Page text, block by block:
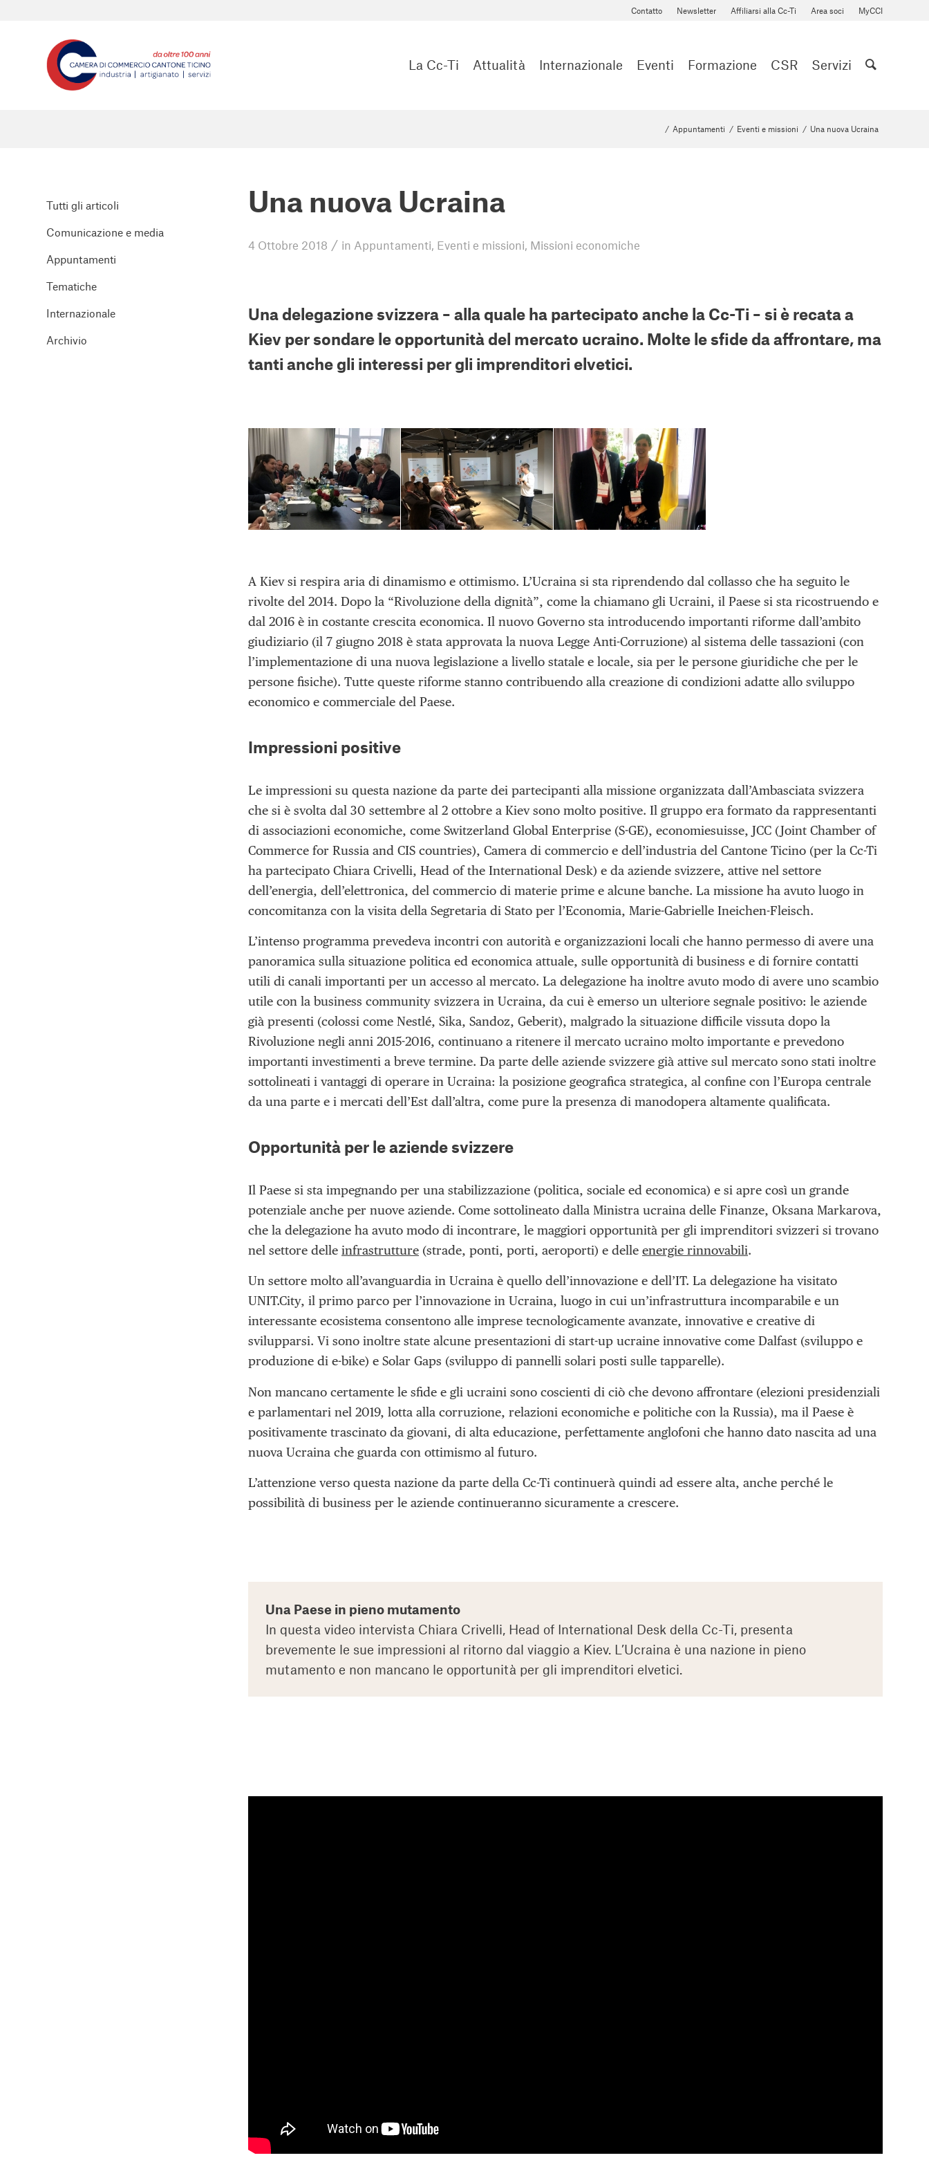
Contatto Newsletter Affiliarsi alla Cc-Ti Area soci MyCCI
La Cc-Ti Attualità Internazionale Eventi Formazione CSR Servizi
/ Appuntamenti / Eventi e missioni / Una nuova Ucraina
Una nuova Ucraina
4 Ottobre 2018 / in Appuntamenti, Eventi e missioni, Missioni economiche
Una delegazione svizzera – alla quale ha partecipato anche la Cc-Ti – si è recata a
Kiev per sondare le opportunità del mercato ucraino. Molte le sfide da affrontare, ma
tanti anche gli interessi per gli imprenditori elvetici.
A Kiev si respira aria di dinamismo e ottimismo. L’Ucraina si sta riprendendo dal collasso che ha seguito le
rivolte del 2014. Dopo la “Rivoluzione della dignità”, come la chiamano gli Ucraini, il Paese si sta ricostruendo e
dal 2016 è in costante crescita economica. Il nuovo Governo sta introducendo importanti riforme dall’ambito
giudiziario (il 7 giugno 2018 è stata approvata la nuova Legge Anti-Corruzione) al sistema delle tassazioni (con
l’implementazione di una nuova legislazione a livello statale e locale, sia per le persone giuridiche che per le
persone fisiche). Tutte queste riforme stanno contribuendo alla creazione di condizioni adatte allo sviluppo
economico e commerciale del Paese.
Impressioni positive
Le impressioni su questa nazione da parte dei partecipanti alla missione organizzata dall’Ambasciata svizzera
che si è svolta dal 30 settembre al 2 ottobre a Kiev sono molto positive. Il gruppo era formato da rappresentanti
di associazioni economiche, come Switzerland Global Enterprise (S-GE), economiesuisse, JCC (Joint Chamber of
Commerce for Russia and CIS countries), Camera di commercio e dell’industria del Cantone Ticino (per la Cc-Ti
ha partecipato Chiara Crivelli, Head of the International Desk) e da aziende svizzere, attive nel settore
dell’energia, dell’elettronica, del commercio di materie prime e alcune banche. La missione ha avuto luogo in
concomitanza con la visita della Segretaria di Stato per l’Economia, Marie-Gabrielle Ineichen-Fleisch.
L’intenso programma prevedeva incontri con autorità e organizzazioni locali che hanno permesso di avere una
panoramica sulla situazione politica ed economica attuale, sulle opportunità di business e di fornire contatti
utili di canali importanti per un accesso al mercato. La delegazione ha inoltre avuto modo di avere uno scambio
utile con la business community svizzera in Ucraina, da cui è emerso un ulteriore segnale positivo: le aziende
già presenti (colossi come Nestlé, Sika, Sandoz, Geberit), malgrado la situazione difficile vissuta dopo la
Rivoluzione negli anni 2015-2016, continuano a ritenere il mercato ucraino molto importante e prevedono
importanti investimenti a breve termine. Da parte delle aziende svizzere già attive sul mercato sono stati inoltre
sottolineati i vantaggi di operare in Ucraina: la posizione geografica strategica, al confine con l’Europa centrale
da una parte e i mercati dell’Est dall’altra, come pure la presenza di manodopera altamente qualificata.
Opportunità per le aziende svizzere
Il Paese si sta impegnando per una stabilizzazione (politica, sociale ed economica) e si apre così un grande
potenziale anche per nuove aziende. Come sottolineato dalla Ministra ucraina delle Finanze, Oksana Markarova,
che la delegazione ha avuto modo di incontrare, le maggiori opportunità per gli imprenditori svizzeri si trovano
nel settore delle infrastrutture (strade, ponti, porti, aeroporti) e delle energie rinnovabili.
Un settore molto all’avanguardia in Ucraina è quello dell’innovazione e dell’IT. La delegazione ha visitato
UNIT.City, il primo parco per l’innovazione in Ucraina, luogo in cui un’infrastruttura incomparabile e un
interessante ecosistema consentono alle imprese tecnologicamente avanzate, innovative e creative di
svilupparsi. Vi sono inoltre state alcune presentazioni di start-up ucraine innovative come Dalfast (sviluppo e
produzione di e-bike) e Solar Gaps (sviluppo di pannelli solari posti sulle tapparelle).
Non mancano certamente le sfide e gli ucraini sono coscienti di ciò che devono affrontare (elezioni presidenziali
e parlamentari nel 2019, lotta alla corruzione, relazioni economiche e politiche con la Russia), ma il Paese è
positivamente trascinato da giovani, di alta educazione, perfettamente anglofoni che hanno dato nascita ad una
nuova Ucraina che guarda con ottimismo al futuro.
L’attenzione verso questa nazione da parte della Cc-Ti continuerà quindi ad essere alta, anche perché le
possibilità di business per le aziende continueranno sicuramente a crescere.
Una Paese in pieno mutamento
In questa video intervista Chiara Crivelli, Head of International Desk della Cc-Ti, presenta
brevemente le sue impressioni al ritorno dal viaggio a Kiev. L’Ucraina è una nazione in pieno
mutamento e non mancano le opportunità per gli imprenditori elvetici.
Tutti gli articoli
Comunicazione e media
Appuntamenti
Tematiche
Internazionale
Archivio